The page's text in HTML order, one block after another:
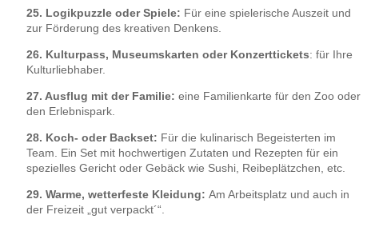
25. Logikpuzzle oder Spiele: Für eine spielerische Auszeit und
zur Förderung des kreativen Denkens.
26. Kulturpass, Museumskarten oder Konzerttickets: für Ihre
Kulturliebhaber.
27. Ausflug mit der Familie: eine Familienkarte für den Zoo oder
den Erlebnispark.
28. Koch- oder Backset: Für die kulinarisch Begeisterten im
Team. Ein Set mit hochwertigen Zutaten und Rezepten für ein
spezielles Gericht oder Gebäck wie Sushi, Reibeplätzchen, etc.
29. Warme, wetterfeste Kleidung: Am Arbeitsplatz und auch in
der Freizeit „gut verpackt´“.